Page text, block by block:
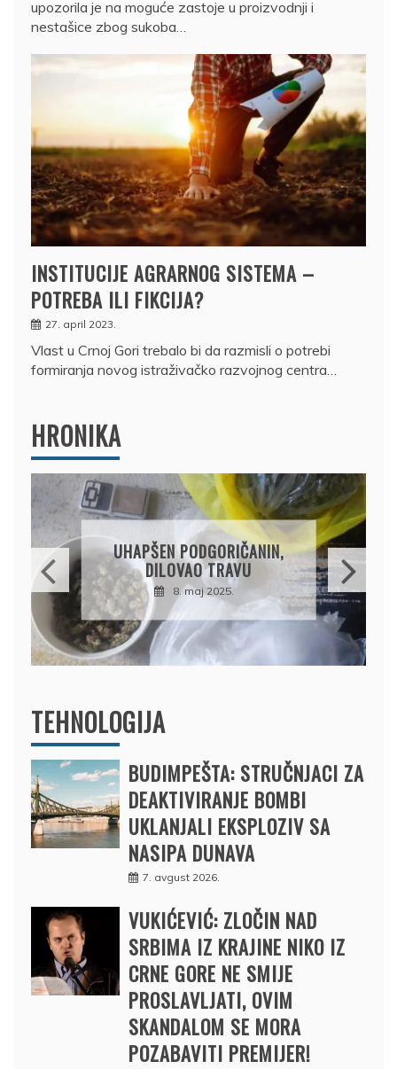
upozorila je na moguće zastoje u proizvodnji i
nestašice zbog sukoba…
INSTITUCIJE AGRARNOG SISTEMA –
POTREBA ILI FIKCIJA?
27. april 2023.
Vlast u Crnoj Gori trebalo bi da razmisli o potrebi
formiranja novog istraživačko razvojnog centra…
HRONIKA
DRŽAVLJANIN RUSIJE
OSUMNJIČEN DA JE
PRODAO TUĐI BMW,
DRŽAVU NAPUSTIO
BRODOM
12. februar 2025.
TEHNOLOGIJA
BUDIMPEŠTA: STRUČNJACI ZA
DEAKTIVIRANJE BOMBI
UKLANJALI EKSPLOZIV SA
NASIPA DUNAVA
7. avgust 2026.
VUKIĆEVIĆ: ZLOČIN NAD
SRBIMA IZ KRAJINE NIKO IZ
CRNE GORE NE SMIJE
PROSLAVLJATI, OVIM
SKANDALOM SE MORA
POZABAVITI PREMIJER!